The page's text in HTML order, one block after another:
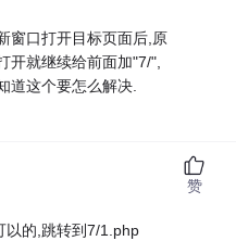
窗口打开目标页面后,原
开就继续给前面加"7/",
道这个要怎么解决.
以的,跳转到7/1.php
赞